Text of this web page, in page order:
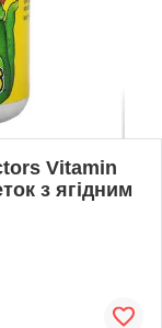
Vitamin
з ягідним